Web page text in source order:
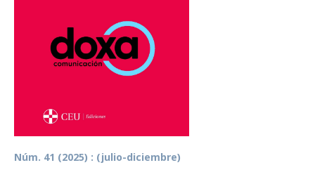
Núm. 41 (2025) : (julio-diciembre)